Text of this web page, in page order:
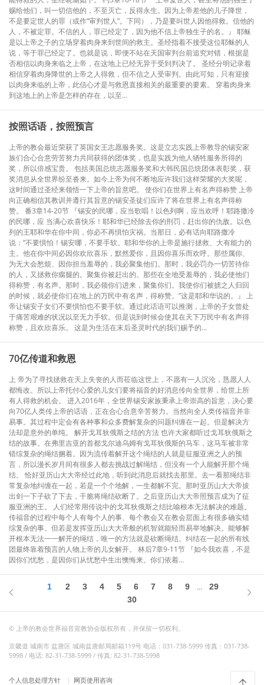
赐给他们，叫一切信他的，不至灭亡，反得永生。因为上帝差他的儿子降世，
不是要定世人的罪（或作“审判世人”。下同），乃是要叫世人因他得救。信他的
人，不被定罪。不信的人，罪已经定了，因为他不信上帝独生子的名。』 耶稣
是以上帝之子的立场穿着肉身来到世间的救主。圣经指着不接受这位耶稣的人
说，等于罪已经定了。也就是说，即便不站在天国审判台前追究对错，根据是
否相信以肉身来临之上帝，在这地上已经无异于受到判决了。 圣经分明记录着
相信穿着肉身降世的上帝之人得救，但不信之人受审判。由此可知，只有迎接
以肉身来临的上帝，此信心才是与救恩直接相关的最重要的要素。 穿着肉身来
到这地上的上帝是怎样的存在，以至...
按照话语，按照预言
上帝的教会最近荣获了英国女王志愿服务奖。这是立志实践上帝教导的锡安家
族们合心合意劳苦努力共同获得的团体奖，也是实践为他人牺牲服务所得的
奖，所以倍感宝贵。 包括美国总统志愿服务奖和大韩民国总统团体表彰奖，获
奖消息从全世界纷至沓来。如今上帝为何不断地应许我们这样荣耀的大奖呢，
这时间通过圣经来领悟一下上帝的旨意吧。 使你们在世界上有名声得称赞 上帝
向正确相信其教训并遵行其旨意的锡安圣徒们应许了将在世界上有名声得称
赞。 番3章14-20节 『锡安的民哪，应当歌唱！以色列啊，应当欢呼！耶路撒冷
的民哪，应 当满心欢喜快乐！耶和华已经除去你的刑罚，赶出你的仇敌。以色
列的王耶和华在你中间，你必不再惧怕灾祸。当那日，必有话向耶路撒冷
说：“不要惧怕！锡安哪，不要手软。耶和华你的上帝是施行拯救、大有能力的
主。他在你中间必因你欢欣喜乐，默然爱你，且因你喜乐而欢呼。那些属你、
为无大会愁烦、因你担当羞辱的，我必聚集他们。那时，我必罚办一切苦待你
的人，又拯救你瘸腿的。聚集你被赶出的。那些在全地受羞辱的，我必使他们
得称赞，有名声。那时，我必领你们进来，聚集你们。我使你们被掳之人归回
的时候，就必使你们在地上的万民中有名声，得称赞。”这是耶和华说的。』 上
帝让锡安子女们不要惧怕也不要手软。通过此话语可以推测，上帝的子女曾处
于痛苦艰难的状况以至无力手软。但是说到时候会使其在天下万民中有名声得
称赞，且欢欣喜乐。 这是为生活在末后圣灵时代的我们赐予的...
70亿传道和救恩
上 帝为了寻找拯救在天上失丧的人而莅临这世上，不愿有一人沉沦，恳愿人人
都悔改。所以上帝托付心爱的儿女们要将福音的好消息传向全世界，给世上所
有人得救的机会。 进入2016年，全世界锡安家族秉承上帝崇高的旨意，决心要
向70亿人类传上帝的话语，正在合心合意辛苦努力。当然向全人类传福音并非
易事。其过程中定会有各种事和众多费解复杂的问题纠缠在一起。但是解决方
法却是意外的单纯。 解开戈耳狄俄斯之结的方法 也许大家都听过戈耳狄俄斯之
结的故事。在弗里吉亚的首都戈尔迪乌姆有戈耳狄俄斯的马车，这马车被非常
错综复杂的绳结捆着。因为流传着解开这个绳结的人就是征服亚洲之人的预
言，所以漫长岁月间有很多人都去挑战过解绳结，但没有一个人能解开那个绳
结。 恰好亚历山大大帝经过此地，听到此消息后就找去那里。去一看那绳结非
常复杂地纠缠在一起，若是一个个地解，一生都解不完。那时亚历山大大帝拔
出剑一下子砍了下去，干脆将绳结砍断了。之后亚历山大大帝照预言成为了征
服亚洲的王。 人们经常用传说中的戈耳狄俄斯之结比喻根本无法解决的难题。
传福音的过程中每个人有每个人的事、每个教会又在教会层面上有很多确实错
综复杂的事。但若是发挥亚历山大大帝般的机智就能轻而易举地解决。能够解
开根本无法一一解开的绳结，唯一的方法就是砍断绳结。纠结在一起的所有线
团最终靠着预言的人物上帝的儿女解开。 林后7章9-11节 『如今我欢喜，不是
因你们忧愁，是因你们从忧愁中生出懊悔来。你们依着...
1 2 3 4 5 6 7 8 9 ...
29
30
© 上帝的教会世界福音宣教协会版权所有，并保留一切权利。
京畿道 城南市 盆唐区 城南盆唐邮局邮箱119号 电话：031-738-5999 传真：031-738-
5998 / 电话: 82-31-738-5999 / 传真: 82-31-738-5998
个人信息处理方针 网页使用咨询